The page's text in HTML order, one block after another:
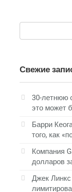
Свежие
30-летнюю
это может
Барри
того, как
Компания
долларов
Джек